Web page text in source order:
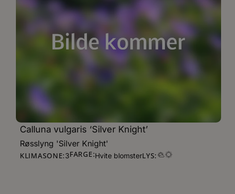
Calluna vulgaris ‘Silver Knight’
Røsslyng 'Silver Knight'
KLIMASONE:3FARGE:Hvite blomsterLYS: